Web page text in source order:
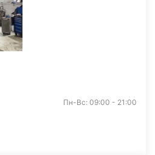
Пн-Вс: 09:00 - 21:00